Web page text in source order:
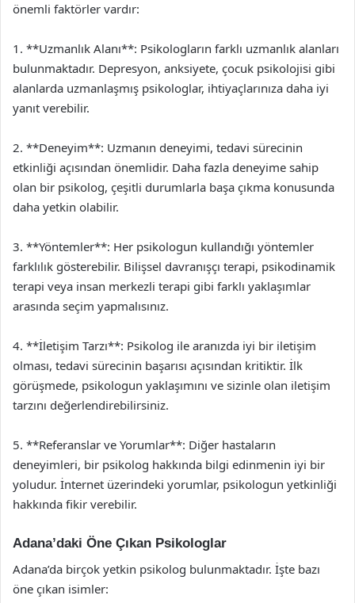
önemli faktörler vardır:
1. **Uzmanlık Alanı**: Psikologların farklı uzmanlık alanları
bulunmaktadır. Depresyon, anksiyete, çocuk psikolojisi gibi
alanlarda uzmanlaşmış psikologlar, ihtiyaçlarınıza daha iyi
yanıt verebilir.
2. **Deneyim**: Uzmanın deneyimi, tedavi sürecinin
etkinliği açısından önemlidir. Daha fazla deneyime sahip
olan bir psikolog, çeşitli durumlarla başa çıkma konusunda
daha yetkin olabilir.
3. **Yöntemler**: Her psikologun kullandığı yöntemler
farklılık gösterebilir. Bilişsel davranışçı terapi, psikodinamik
terapi veya insan merkezli terapi gibi farklı yaklaşımlar
arasında seçim yapmalısınız.
4. **İletişim Tarzı**: Psikolog ile aranızda iyi bir iletişim
olması, tedavi sürecinin başarısı açısından kritiktir. İlk
görüşmede, psikologun yaklaşımını ve sizinle olan iletişim
tarzını değerlendirebilirsiniz.
5. **Referanslar ve Yorumlar**: Diğer hastaların
deneyimleri, bir psikolog hakkında bilgi edinmenin iyi bir
yoludur. İnternet üzerindeki yorumlar, psikologun yetkinliği
hakkında fikir verebilir.
Adana’daki Öne Çıkan Psikologlar
Adana’da birçok yetkin psikolog bulunmaktadır. İşte bazı
öne çıkan isimler: